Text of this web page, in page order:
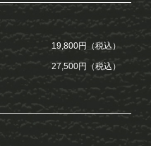
19,800円（税込）
27,500円（税込）